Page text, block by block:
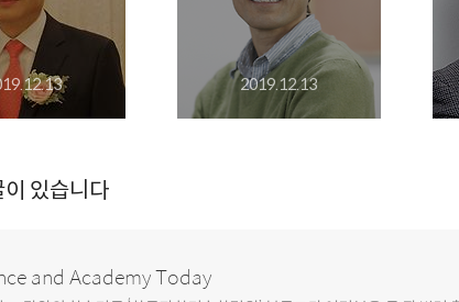
2019.12.13
있습니다
and Academy Today